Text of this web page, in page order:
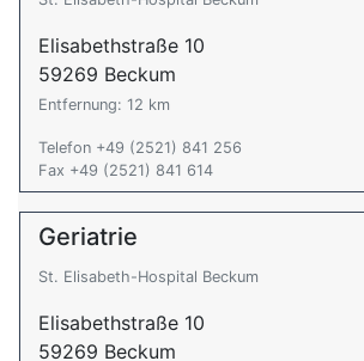
Elisabethstraße 10
59269 Beckum
Entfernung: 12 km
Telefon +49 (2521) 841 256
Fax +49 (2521) 841 614
Geriatrie
St. Elisabeth-Hospital Beckum
Elisabethstraße 10
59269 Beckum